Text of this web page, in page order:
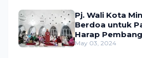
Pj. Wali Kota
Berdoa untuk
Harap
Berjalan Lancar
May 03, 2024